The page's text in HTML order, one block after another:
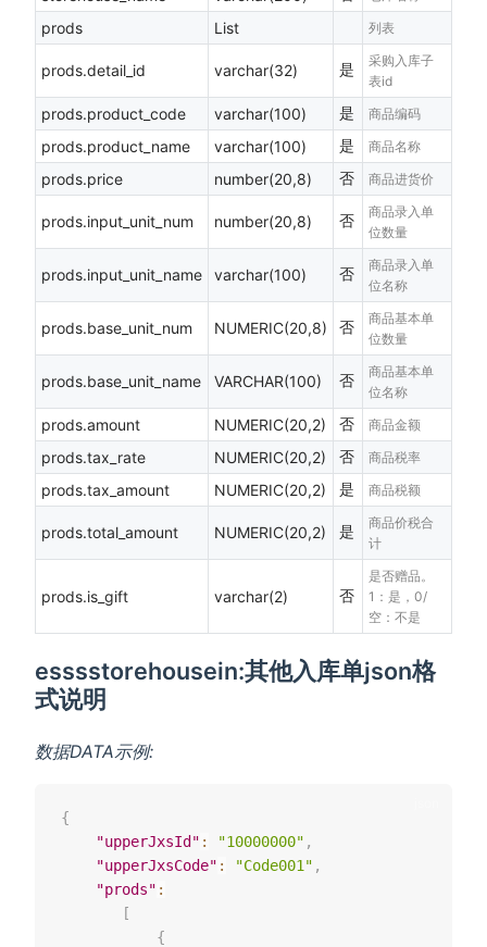
prods List 列表
prods.detail_id varchar(32) 是
采购入库子
表id
prods.product_code varchar(100) 是 商品编码
prods.product_name varchar(100) 是 商品名称
prods.price number(20,8) 否 商品进货价
prods.input_unit_num number(20,8) 否
商品录入单
位数量
prods.input_unit_name varchar(100) 否
商品录入单
位名称
prods.base_unit_num NUMERIC(20,8) 否
商品基本单
位数量
prods.base_unit_name VARCHAR(100) 否
商品基本单
位名称
prods.amount NUMERIC(20,2) 否 商品金额
prods.tax_rate NUMERIC(20,2) 否 商品税率
prods.tax_amount NUMERIC(20,2) 是 商品税额
prods.total_amount NUMERIC(20,2) 是
商品价税合
计
prods.is_gift varchar(2) 否
是否赠品。
1：是，0/
空：不是
esssstorehousein:其他入库单json格
式说明
数据DATA示例:
{
"upperJxsId" : "10000000" ,
"upperJxsCode" : "Code001" ,
"prods" :
[
{